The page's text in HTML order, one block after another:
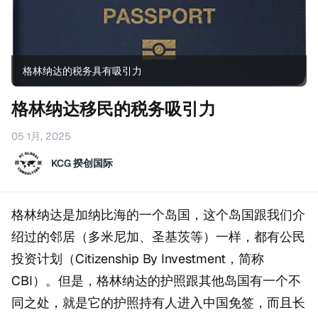
格林纳达的税务具有吸引力
格林纳达移民的税务吸引力
05 1月, 2025
KCG 揆创国际
格林纳达是加纳比海的一个岛国，这个岛国跟我们介
绍过的邻居（多米尼加、圣基茨等）一样，都有公民
投资计划（Citizenship By Investment，简称
CBI）。但是，格林纳达的护照跟其他岛国有一个不
同之处，就是它的护照持有人进入中国免签，而且长